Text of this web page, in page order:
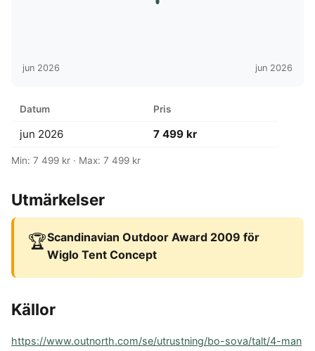
jun 2026 jun 2026
Datum Pris
jun 2026 7 499 kr
Min: 7 499 kr · Max: 7 499 kr
Utmärkelser
🏆Scandinavian Outdoor Award 2009 för
Wiglo Tent Concept
Källor
https://www.outnorth.com/se/utrustning/bo-sova/talt/4-man